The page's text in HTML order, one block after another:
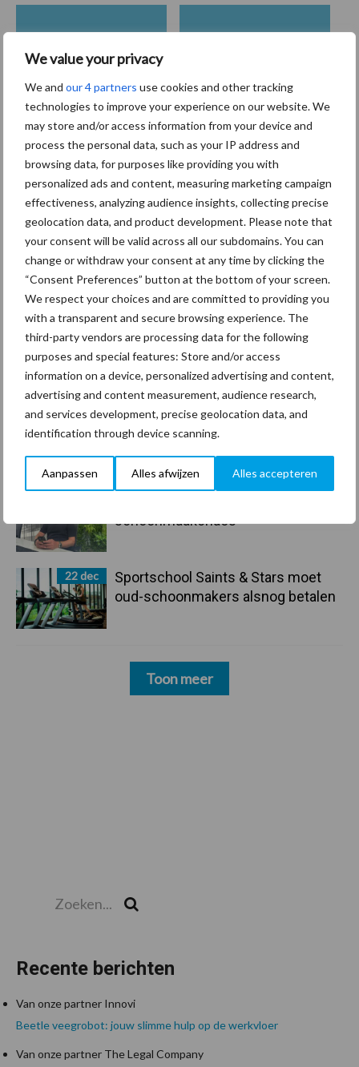
We value your privacy
We and our 4 partners use cookies and other tracking
technologies to improve your experience on our website. We
may store and/or access information from your device and
process the personal data, such as your IP address and
browsing data, for purposes like providing you with
personalized ads and content, measuring marketing campaign
effectiveness, analyzing audience insights, collecting precise
geolocation data, and product development. Please note that
your consent will be valid across all our subdomains. You can
change or withdraw your consent at any time by clicking the
“Consent Preferences” button at the bottom of your screen.
We respect your choices and are committed to providing you
with a transparent and secure browsing experience. The
third-party vendors are processing data for the following
purposes and special features: Store and/or access
information on a device, personalized advertising and content,
advertising and content measurement, audience research,
and services development, precise geolocation data, and
identification through device scanning.
Aanpassen Alles afwijzen Alles accepteren
Primaire
Sidebar
Recent nieuws Partner nieuws
30 dec
Hervorming flexibele
arbeidscontracten kent mitsen en
maren
29 dec
Freddy van de Ridder Cleaners:
“Glazenwassen zit in m’n bloed,
maar innoveren is mijn toekomst”
Friendship Sports Centre maakt
vrienden voor het leven
schoonmaakchaos
22 dec
Sportschool Saints & Stars moet
oud-schoonmakers alsnog betalen
Toon meer
Recente berichten
Van onze partner Innovi
Beetle veegrobot: jouw slimme hulp op de werkvloer
Van onze partner The Legal Company
Toon meer